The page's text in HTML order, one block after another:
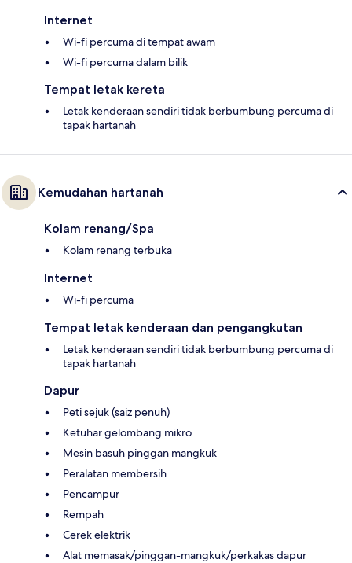
Internet
Wi-fi percuma di tempat awam
Wi-fi percuma dalam bilik
Tempat letak kereta
Letak kenderaan sendiri tidak berbumbung percuma di
tapak hartanah
Kemudahan hartanah
Kolam renang/Spa
Kolam renang terbuka
Internet
Wi-fi percuma
Tempat letak kenderaan dan pengangkutan
Letak kenderaan sendiri tidak berbumbung percuma di
tapak hartanah
Dapur
Peti sejuk (saiz penuh)
Ketuhar gelombang mikro
Mesin basuh pinggan mangkuk
Peralatan membersih
Pencampur
Rempah
Cerek elektrik
Alat memasak/pinggan-mangkuk/perkakas dapur